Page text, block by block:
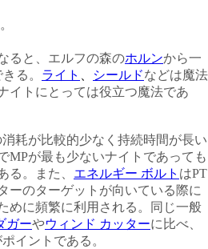
ると、エルフの森のホルンから一
る。 ライト シールドなどは魔法
イトにとっては役立つ魔法であ
耗が比較的少なく持続時間が長い
MPが最も少ないナイトであっても
る。また、 エネルギー ボルト はPT
ーのターゲットが向いている際に
めに頻繁に利用される。同じ一般
ガーやウィンド カッターに比べ、
イントである。